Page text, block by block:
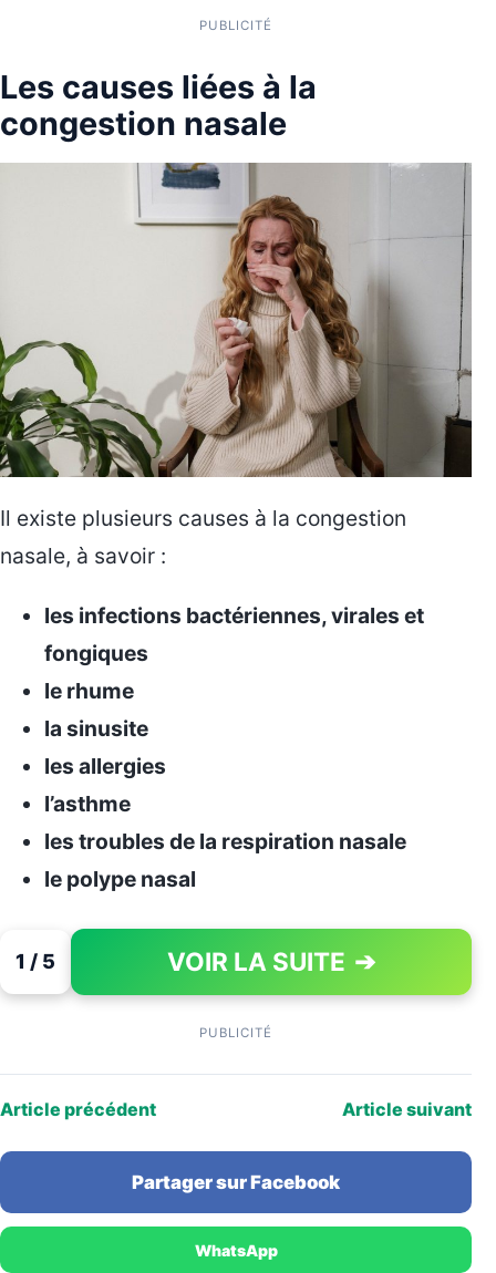
PUBLICITÉ
Les causes liées à la
congestion nasale
Il existe plusieurs causes à la congestion
nasale, à savoir :
les infections bactériennes, virales et
fongiques
le rhume
la sinusite
les allergies
l’asthme
les troubles de la respiration nasale
le polype nasal
1 / 5 VOIR LA SUITE ➔
PAGE 1 OF 5
PUBLICITÉ
Article précédent Article suivant
Partager sur Facebook
WhatsApp